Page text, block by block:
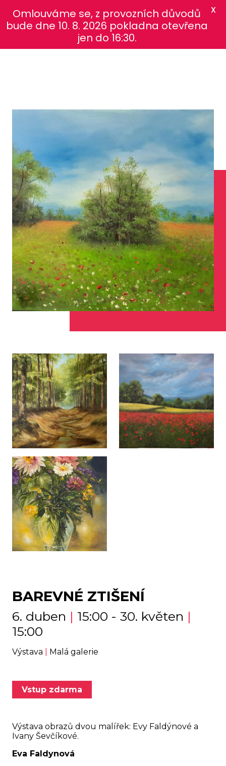
BAREVNÉ ZTIŠENÍ
6. duben | 15:00 - 30. květen |
15:00
Výstava Malá galerie
Vstup zdarma
Výstava obrazů dvou malířek: Evy Faldýnové a
Ivany Ševčíkové.
Eva Faldynová
Omlouváme se, z provozních důvodů
bude dne 10. 8. 2026 pokladna otevřena
jen do 16:30.
X